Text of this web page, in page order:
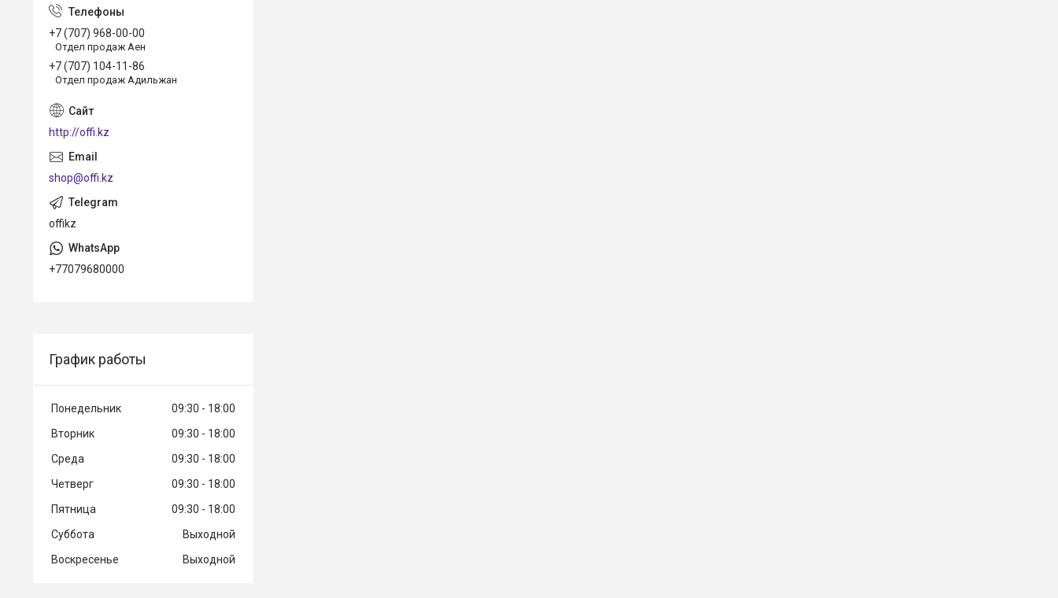
+7 (707) 968-00-00
Отдел продаж Аен
+7 (707) 104-11-86
Отдел продаж Адильжан
http://offi.kz
shop@offi.kz
offikz
+77079680000
График работы
Понедельник 09:30
18:00
Вторник
09:30
18:00
Среда
09:30
18:00
Четверг
09:30
18:00
Пятница
09:30
18:00
Суббота
Выходной
Воскресенье
Выходной